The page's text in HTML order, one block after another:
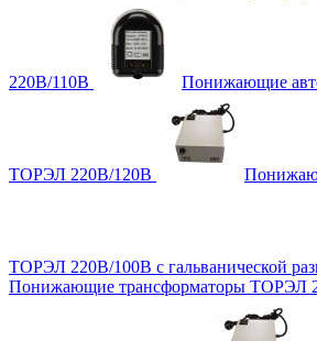
220В/110В Понижающие
ТОРЭЛ 220В/120В
ТОРЭЛ 220В/100В с гальванической
Понижающие трансформаторы ТОРЭЛ